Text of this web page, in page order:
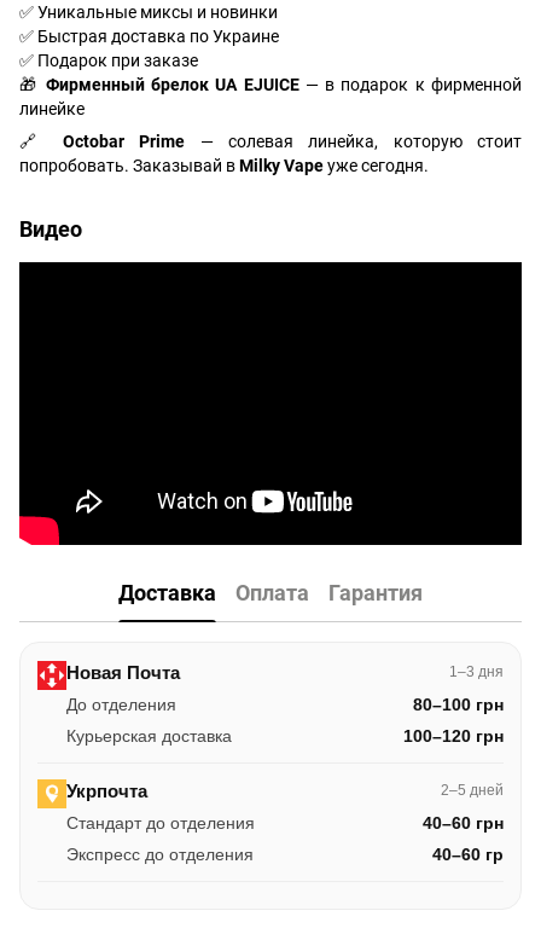
✅ Уникальные миксы и новинки
✅ Быстрая доставка по Украине
✅ Подарок при заказе
🎁 Фирменный брелок UA EJUICE— в подарок к фирменной
линейке
🔗 Octobar Prime — солевая линейка, которую стоит
попробовать. Заказывай вMilky Vapeуже сегодня.
Видео
Доставка Оплата Гарантия
Новая Почта 1–3 дня
До отделения
80–100 грн
Курьерская доставка
100–120 грн
Укрпочта 2–5 дней
Стандарт до отделения
40–60 грн
Экспресс до отделения
40–60 гр